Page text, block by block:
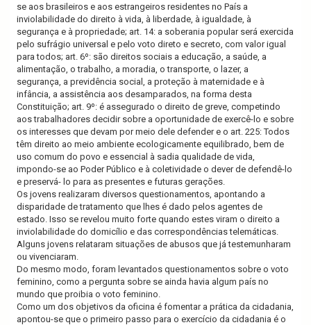
se aos brasileiros e aos estrangeiros residentes no País a
inviolabilidade do direito à vida, à liberdade, à igualdade, à
segurança e à propriedade; art. 14: a soberania popular será exercida
pelo sufrágio universal e pelo voto direto e secreto, com valor igual
para todos; art. 6º: são direitos sociais a educação, a saúde, a
alimentação, o trabalho, a moradia, o transporte, o lazer, a
segurança, a previdência social, a proteção à maternidade e à
infância, a assistência aos desamparados, na forma desta
Constituição; art. 9º: é assegurado o direito de greve, competindo
aos trabalhadores decidir sobre a oportunidade de exercê-lo e sobre
os interesses que devam por meio dele defender e o art. 225: Todos
têm direito ao meio ambiente ecologicamente equilibrado, bem de
uso comum do povo e essencial à sadia qualidade de vida,
impondo-se ao Poder Público e à coletividade o dever de defendê-lo
e preservá- lo para as presentes e futuras gerações.
Os jovens realizaram diversos questionamentos, apontando a
disparidade de tratamento que lhes é dado pelos agentes de
estado. Isso se revelou muito forte quando estes viram o direito a
inviolabilidade do domicílio e das correspondências telemáticas.
Alguns jovens relataram situações de abusos que já testemunharam
ou vivenciaram.
Do mesmo modo, foram levantados questionamentos sobre o voto
feminino, como a pergunta sobre se ainda havia algum país no
mundo que proibia o voto feminino.
Como um dos objetivos da oficina é fomentar a prática da cidadania,
apontou-se que o primeiro passo para o exercício da cidadania é o